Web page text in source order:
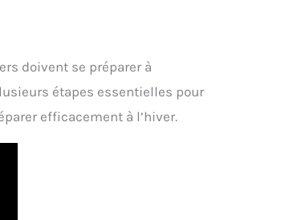
doivent se préparer à
étapes essentielles pour
efficacement à l’hiver.